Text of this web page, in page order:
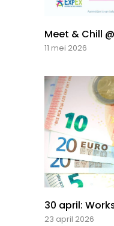
Meet & Chill
11 mei 2026
30 april:
23 april 2026